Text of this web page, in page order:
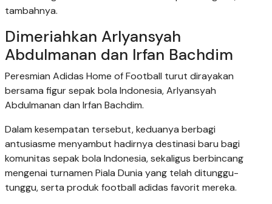
tambahnya.
Dimeriahkan Arlyansyah
Abdulmanan dan Irfan Bachdim
Peresmian Adidas Home of Football turut dirayakan
bersama figur sepak bola Indonesia, Arlyansyah
Abdulmanan dan Irfan Bachdim.
Dalam kesempatan tersebut, keduanya berbagi
antusiasme menyambut hadirnya destinasi baru bagi
komunitas sepak bola Indonesia, sekaligus berbincang
mengenai turnamen Piala Dunia yang telah ditunggu-
tunggu, serta produk football adidas favorit mereka.